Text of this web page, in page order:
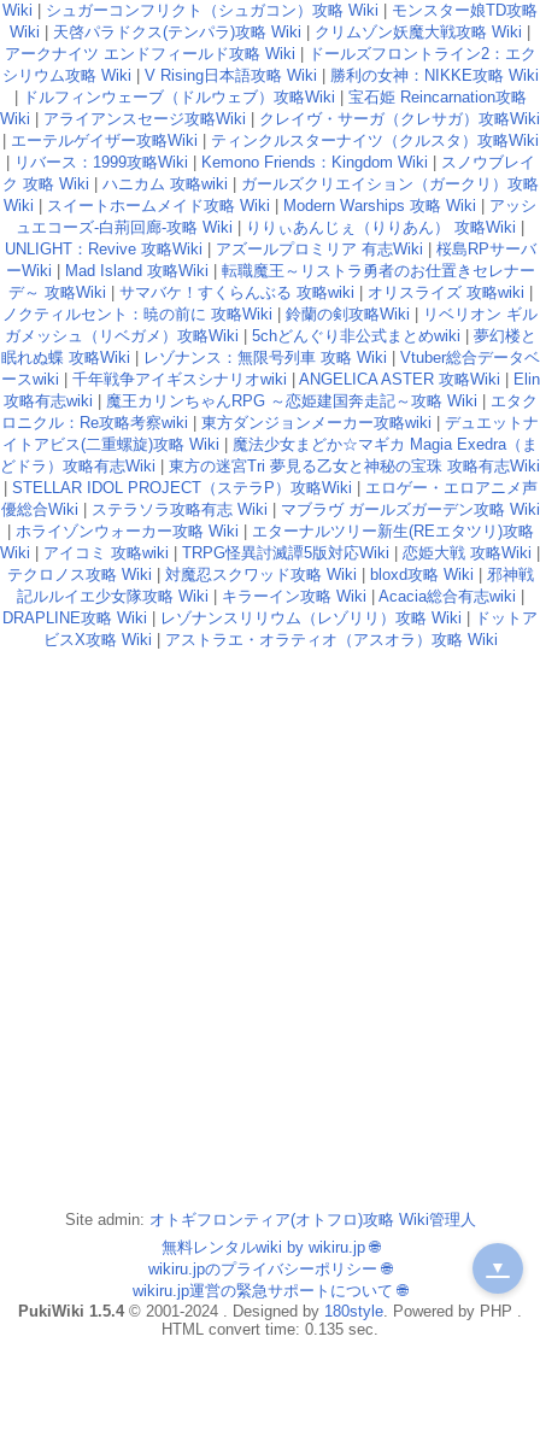
Wiki
シュガーコンフリクト（シュガコン）攻略 Wiki
モンスター娘TD攻略
Wiki
天啓パラドクス(テンパラ)攻略 Wiki クリムゾン妖魔大戦攻略 Wiki
アークナイツ エンドフィールド攻略 Wiki
ドールズフロントライン2：エク
シリウム攻略 Wiki
V Rising日本語攻略 Wiki
勝利の女神：NIKKE攻略 Wiki
ドルフィンウェーブ（ドルウェブ）攻略Wiki
宝石姫 Reincarnation攻略
Wiki
アライアンスセージ攻略Wiki
クレイヴ・サーガ（クレサガ）攻略Wiki
エーテルゲイザー攻略Wiki
ティンクルスターナイツ（クルスタ）攻略Wiki
リバース：1999攻略Wiki Kemono Friends：Kingdom Wiki
スノウブレイ
ク 攻略 Wiki
ハニカム 攻略wiki
ガールズクリエイション（ガークリ）攻略
Wiki
スイートホームメイド攻略 Wiki Modern Warships 攻略 Wiki
アッシ
ュエコーズ-白荊回廊-攻略 Wiki
りりぃあんじぇ（りりあん） 攻略Wiki
UNLIGHT：Revive 攻略Wiki
アズールプロミリア 有志Wiki
桜島RPサーバ
ーWiki
Mad Island 攻略Wiki
転職魔王～リストラ勇者のお仕置きセレナー
デ～ 攻略Wiki
サマバケ！すくらんぶる 攻略wiki オリスライズ 攻略wiki
ノクティルセント：暁の前に 攻略Wiki
鈴蘭の剣攻略Wiki
リベリオン ギル
ガメッシュ（リベガメ）攻略Wiki
5chどんぐり非公式まとめwiki
夢幻楼と
眠れぬ蝶 攻略Wiki
レゾナンス：無限号列車 攻略 Wiki
Vtuber総合データベ
ースwiki
千年戦争アイギスシナリオwiki ANGELICA ASTER 攻略Wiki
Elin
攻略有志wiki
魔王カリンちゃんRPG ～恋姫建国奔走記～攻略 Wiki
エタク
ロニクル：Re攻略考察wiki
東方ダンジョンメーカー攻略wiki
デュエットナ
イトアビス(二重螺旋)攻略 Wiki
魔法少女まどか☆マギカ Magia Exedra（ま
どドラ）攻略有志Wiki
東方の迷宮Tri 夢見る乙女と神秘の宝珠 攻略有志Wiki
STELLAR IDOL PROJECT（ステラP）攻略Wiki
エロゲー・エロアニメ声
優総合Wiki
ステラソラ攻略有志 Wiki
マブラヴ ガールズガーデン攻略 Wiki
ホライゾンウォーカー攻略 Wiki
エターナルツリー新生(REエタツリ)攻略
Wiki
アイコミ 攻略wiki TRPG怪異討滅譚5版対応Wiki 恋姫大戦 攻略Wiki
テクロノス攻略 Wiki
対魔忍スクワッド攻略 Wiki bloxd攻略 Wiki
邪神戦
記ルルイエ少女隊攻略 Wiki
キラーイン攻略 Wiki Acacia総合有志wiki
DRAPLINE攻略 Wiki
レゾナンスリリウム（レゾリリ）攻略 Wiki
ドットア
ビスX攻略 Wiki
アストラエ・オラティオ（アスオラ）攻略 Wiki
Site admin: オトギフロンティア(オトフロ)攻略 Wiki管理人
無料レンタルwiki by wikiru.jp🌐
wikiru.jpのプライバシーポリシー 🌐
wikiru.jp運営の緊急サポートについて 🌐
PukiWiki 1.5.4© 2001-2024 . Designed by 180style. Powered by PHP .
HTML convert time: 0.135 sec.
▼